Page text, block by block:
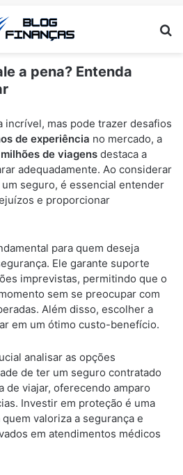
a pena? Entenda
incrível, mas pode trazer desafios
de experiência no mercado, a
milhões de viagens destaca a
adequadamente. Ao considerar
seguro, é essencial entender
e proporcionar
para quem deseja
Ele garante suporte
imprevistas, permitindo que o
sem se preocupar com
Além disso, escolher a
em um ótimo custo-benefício.
analisar as opções
de ter um seguro contratado
de viajar, oferecendo amparo
Investir em proteção é uma
valoriza a segurança e
em atendimentos médicos